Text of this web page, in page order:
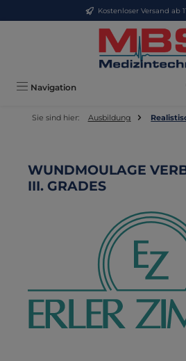
Zum Hauptinhalt springenKostenloser Versand ab
Navigation
Sie sind hier: Ausbildung
WUNDMOULAGE
III. GRADES